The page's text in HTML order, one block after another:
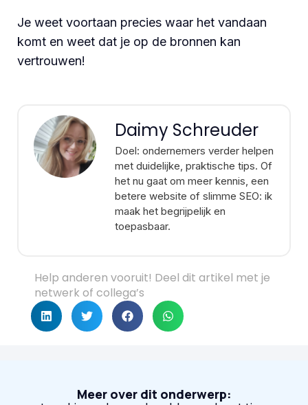
Je weet voortaan precies waar het vandaan
komt en weet dat je op de bronnen kan
vertrouwen!
Daimy Schreuder
Doel: ondernemers verder helpen
met duidelijke, praktische tips. Of
het nu gaat om meer kennis, een
betere website of slimme SEO: ik
maak het begrijpelijk en
toepasbaar.
Help anderen vooruit! Deel dit artikel met je
netwerk of collega’s
Meer over dit onderwerp: